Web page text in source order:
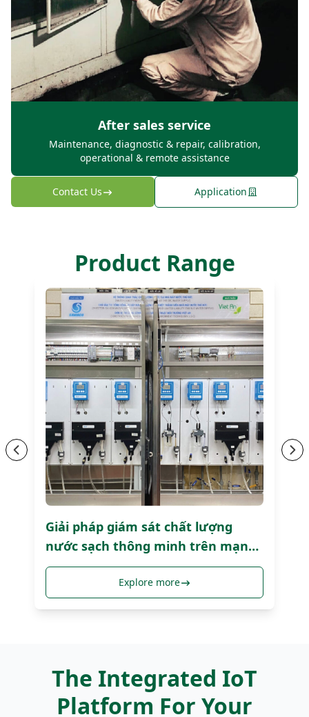
After sales service
Maintenance, diagnostic & repair, calibration,
operational & remote assistance
Contact Us Application
Product Range
Giải pháp giám sát chất lượng
nước sạch thông minh trên mạng
lưới - iMisff2101
Explore more
Previous
The Integrated IoT
Platform For Your